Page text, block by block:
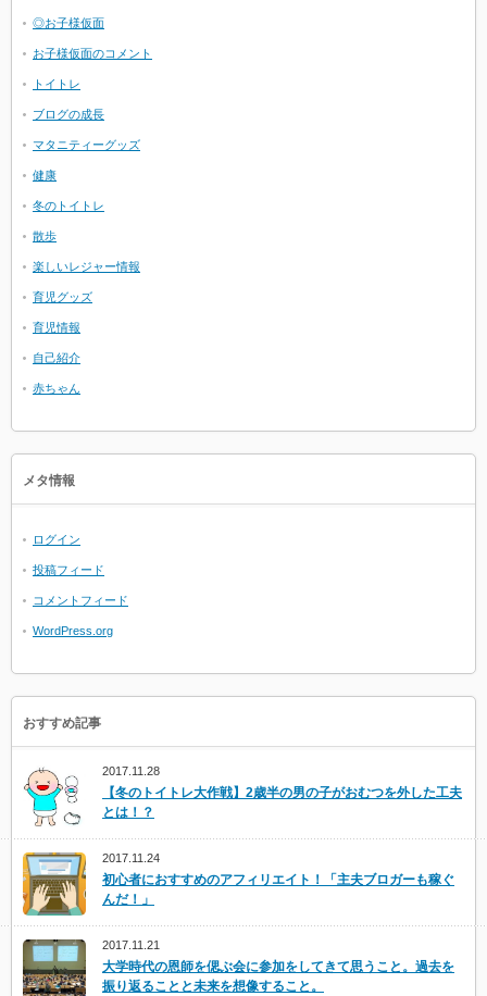
◎お子様仮面
お子様仮面のコメント
トイトレ
ブログの成長
マタニティーグッズ
健康
冬のトイトレ
散歩
楽しいレジャー情報
育児グッズ
育児情報
自己紹介
赤ちゃん
メタ情報
ログイン
投稿フィード
コメントフィード
WordPress.org
おすすめ記事
2017.11.28
【冬のトイトレ大作戦】2歳半の男の子がおむつを外した工夫
とは！？
2017.11.24
初心者におすすめのアフィリエイト！「主夫ブロガーも稼ぐ
んだ！」
2017.11.21
大学時代の恩師を偲ぶ会に参加をしてきて思うこと。過去を
振り返ることと未来を想像すること。